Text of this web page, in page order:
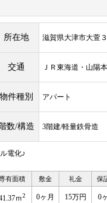
所在地 滋賀県大津市大萱
交通 ＪＲ東海道・山陽
物件種別 アパート
階数/構造 3階建/軽量鉄骨造
電化♪
有面積 敷金 礼金 保
ｍ2 0ヶ月 15万円 0